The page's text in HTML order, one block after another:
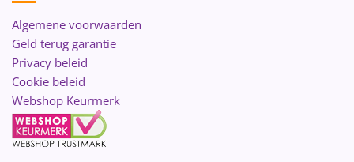
Algemene voorwaarden
Geld terug garantie
Privacy beleid
Cookie beleid
Webshop Keurmerk